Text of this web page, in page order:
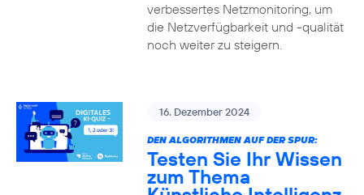
verbessertes Netzmonitoring, um
die Netzverfügbarkeit und -qualität
noch weiter zu steigern.
16. Dezember 2024
DEN ALGORITHMEN AUF DER SPUR:
Testen Sie Ihr Wissen
zum Thema